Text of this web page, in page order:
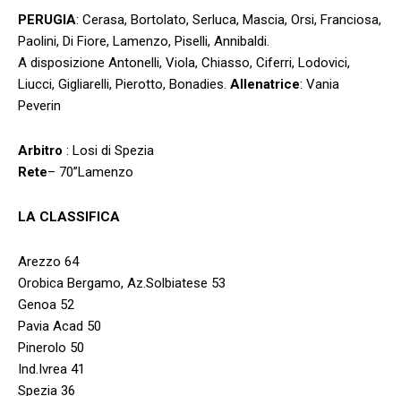
PERUGIA: Cerasa, Bortolato, Serluca, Mascia, Orsi, Franciosa,
Paolini, Di Fiore, Lamenzo, Piselli, Annibaldi.
A disposizione Antonelli, Viola, Chiasso, Ciferri, Lodovici,
Liucci, Gigliarelli, Pierotto, Bonadies. Allenatrice: Vania
Peverin
Arbitro : Losi di Spezia
Rete– 70”Lamenzo
LA CLASSIFICA
Arezzo 64
Orobica Bergamo, Az.Solbiatese 53
Genoa 52
Pavia Acad 50
Pinerolo 50
Ind.Ivrea 41
Spezia 36